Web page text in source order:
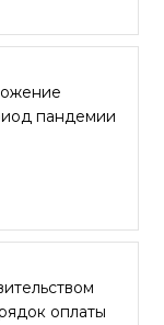
пандемии
оплаты